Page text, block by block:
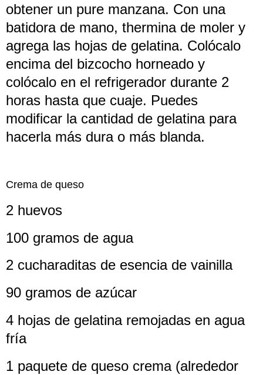
obtener un pure manzana. Con una
batidora de mano, thermina de moler y
agrega las hojas de gelatina. Colócalo
encima del bizcocho horneado y
colócalo en el refrigerador durante 2
horas hasta que cuaje. Puedes
modificar la cantidad de gelatina para
hacerla más dura o más blanda.
Crema de queso
2 huevos
100 gramos de agua
2 cucharaditas de esencia de vainilla
90 gramos de azúcar
4 hojas de gelatina remojadas en agua
fría
1 paquete de queso crema (alrededor